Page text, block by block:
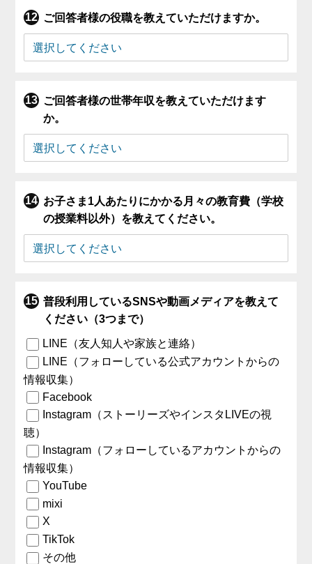
ご回答者様の役職を教えていただけますか。
ご回答者様の世帯年収を教えていただけます
か。
お子さま1人あたりにかかる月々の教育費（学校
の授業料以外）を教えてください。
普段利用しているSNSや動画メディアを教えて
ください（3つまで）
LINE（友人知人や家族と連絡）
LINE（フォローしている公式アカウントからの
情報収集）
Facebook
Instagram（ストーリーズやインスタLIVEの視
聴）
Instagram（フォローしているアカウントからの
情報収集）
YouTube
mixi
X
TikTok
その他